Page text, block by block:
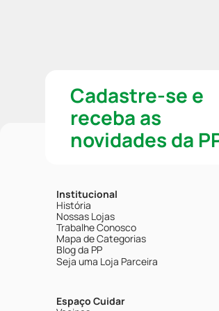
Cadastre-se e
receba as
novidades da
Institucional
História
Nossas Lojas
Trabalhe Conosco
Mapa de Categorias
Blog da PP
Seja uma Loja Parceira
Espaço Cuidar